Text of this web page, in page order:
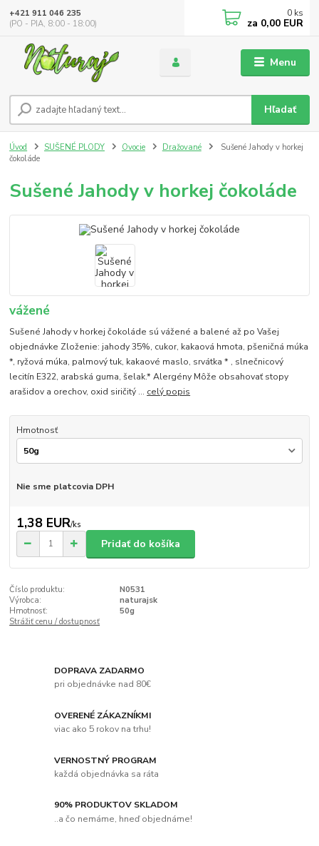
Menu
Hľadať
+421 911 046 235
(PO - PIA, 8:00 - 18:00)
0 ks
za 0,00 EUR
Úvod SUŠENÉ PLODY Ovocie Dražované
Sušené Jahody v horkej
čokoláde
Sušené Jahody v horkej čokoláde
vážené
Sušené Jahody v horkej čokoláde sú vážené a balené až po Vašej
objednávke Zloženie: jahody 35%, cukor, kakaová hmota, pšeničná múka
*, ryžová múka, palmový tuk, kakaové maslo, srvátka * , slnečnicový
lecitín E322, arabská guma, šelak.* Alergény Môže obsahovať stopy
arašidov a orechov, oxid siričitý ... celý popis
Hmotnosť
Nie sme platcovia DPH
1,38 EUR/ks
Pridať do košíka
Číslo produktu:
N0531
Výrobca:
naturajsk
Hmotnosť:
50g
Strážiť cenu / dostupnosť
DOPRAVA ZADARMO
pri objednávke nad 80€
OVERENÉ ZÁKAZNÍKMI
viac ako 5 rokov na trhu!
VERNOSTNÝ PROGRAM
každá objednávka sa ráta
90% PRODUKTOV SKLADOM
..a čo nemáme, hneď objednáme!